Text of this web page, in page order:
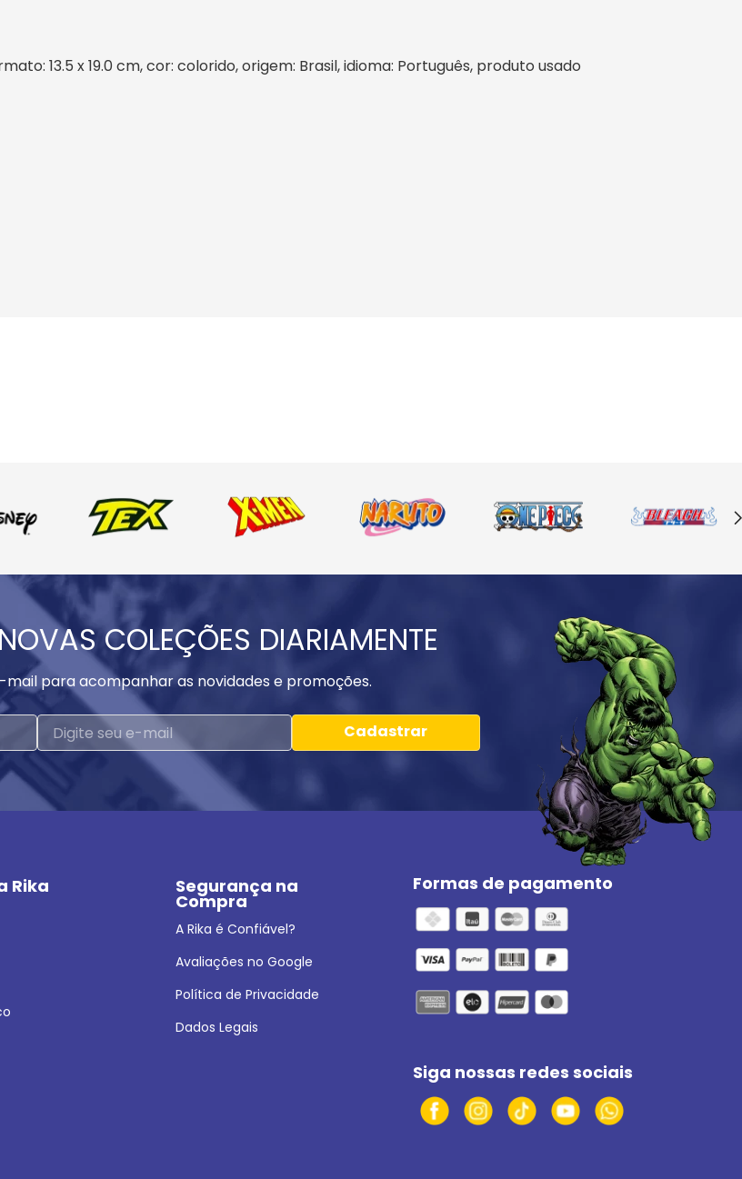
13.5 x 19.0 cm, cor: colorido, origem: Brasil, idioma: Português, produto usado
COLEÇÕES DIARIAMENTE
para acompanhar as novidades e promoções.
Cadastrar
Rika Segurança na
Compra
A Rika é Confiável?
Avaliações no Google
Política de Privacidade
Dados Legais
Formas de pagamento
Siga nossas redes sociais